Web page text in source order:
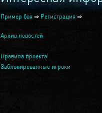
Пример боя ⇒ Регистрация ⇒
Архив новостей
Правила проекта
Заблокированные игроки